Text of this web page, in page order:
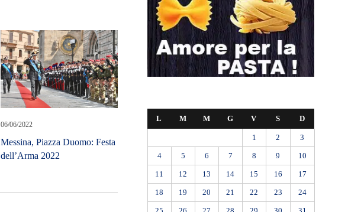
06/06/2022
Messina, Piazza Duomo: Festa
dell’Arma 2022
L M M G V S D
1 2 3
4 5 6 7 8 9 10
11 12 13 14 15 16 17
18 19 20 21 22 23 24